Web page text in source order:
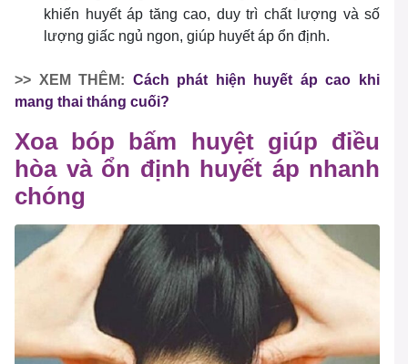
khiến huyết áp tăng cao, duy trì chất lượng và số
lượng giấc ngủ ngon, giúp huyết áp ổn định.
>> XEM THÊM: Cách phát hiện huyết áp cao khi
mang thai tháng cuối?
Xoa bóp bấm huyệt giúp điều
hòa và ổn định huyết áp nhanh
chóng